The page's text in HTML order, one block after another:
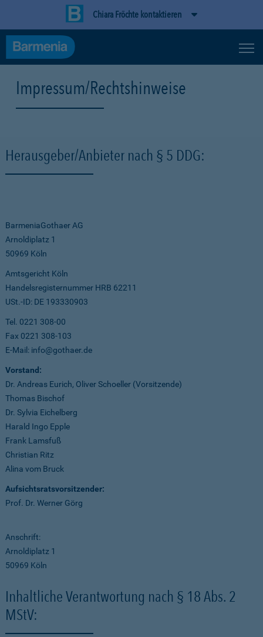
Chiara Fröchte kontaktieren
Impressum/Rechtshinweise
Herausgeber/Anbieter nach § 5 DDG:
BarmeniaGothaer AG
Arnoldiplatz 1
50969 Köln
Amtsgericht Köln
Handelsregisternummer HRB 62211
USt.-ID: DE 193330903
Tel. 0221 308-00
Fax 0221 308-103
E-Mail: info@gothaer.de
Vorstand:
Dr. Andreas Eurich, Oliver Schoeller (Vorsitzende)
Thomas Bischof
Dr. Sylvia Eichelberg
Harald Ingo Epple
Frank Lamsfuß
Christian Ritz
Alina vom Bruck
Aufsichtsratsvorsitzender:
Prof. Dr. Werner Görg
Anschrift:
Arnoldiplatz 1
50969 Köln
Inhaltliche Verantwortung nach § 18 Abs. 2
MStV: